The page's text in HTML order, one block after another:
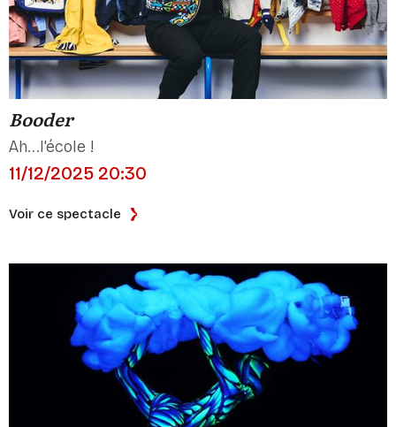
Booder
Ah...l'école !
11/12/2025 20:30
Voir ce spectacle